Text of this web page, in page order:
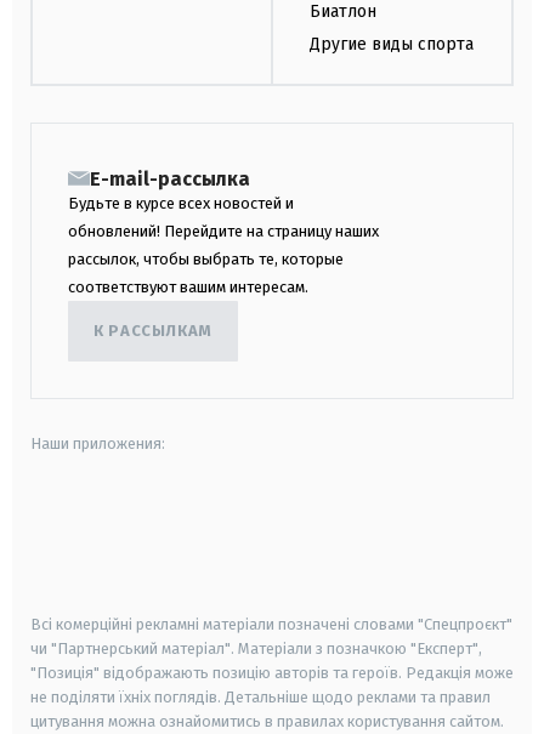
Биатлон
Другие виды спорта
E-mail-рассылка
Будьте в курсе всех новостей и
обновлений! Перейдите на страницу наших
рассылок, чтобы выбрать те, которые
соответствуют вашим интересам.
К РАССЫЛКАМ
Наши приложения:
Всі комерційні рекламні матеріали позначені словами "Спецпроєкт"
чи "Партнерський матеріал". Матеріали з позначкою "Експерт",
"Позиція" відображають позицію авторів та героїв. Редакція може
не поділяти їхніх поглядів. Детальніше щодо реклами та правил
цитування можна ознайомитись в правилах користування сайтом.